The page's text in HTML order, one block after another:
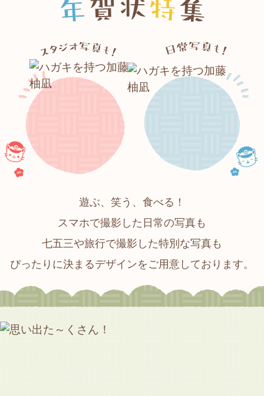
遊ぶ、笑う、食べる！
スマホで撮影した日常の写真も
七五三や旅行で撮影した特別な写真も
ぴったりに決まるデザインをご用意しております。